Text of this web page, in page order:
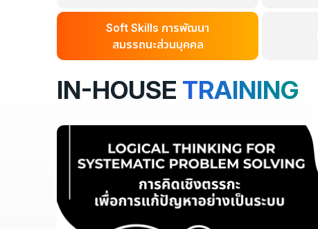
Soft Skills การพัฒนา
สมรรถนะส่วนบุคคล
IN-HOUSE TRAINING